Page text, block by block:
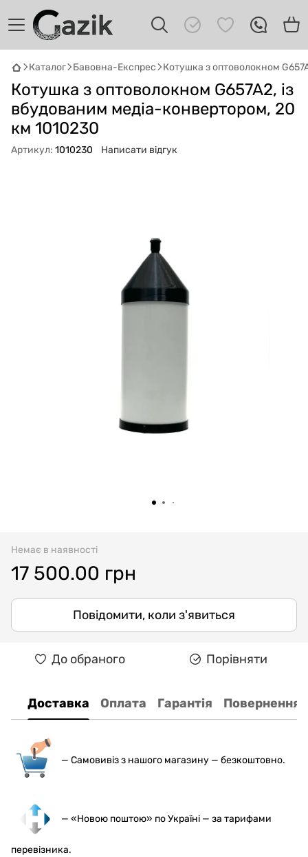
Каталог Бавовна-Експрес Котушка з оптоволокном
Котушка з оптоволокном G657A2, із
вбудованим медіа-конвертором, 20
км 1010230
Артикул: 1010230 Написати відгук
Немає в наявності
17 500.00 грн
Повідомити, коли з'явиться
До обраного Порівняти
Доставка Оплата Гарантія Повернення
— Самовивіз з нашого магазину — безкоштовно.
— «Новою поштою» по Україні — за тарифами
перевізника.
GAZIKAI
Онлайн · пошук техніки
Привіт! 👋 Я Gazik AI — допоможу
підібрати вживану комп'ютерну техніку.
Що шукаєш?